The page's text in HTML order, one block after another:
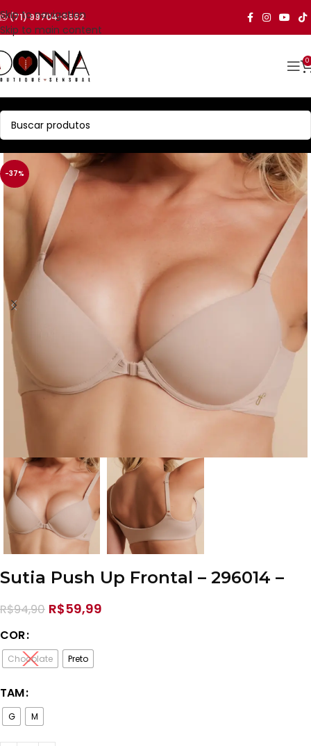
Skip to navigation
Skip to main content
(71) 99704-3552
0
-37%
Sutia Push Up Frontal – 296014 –
R$94,90 R$59,99
COR
Chocolate Preto
TAM
G M